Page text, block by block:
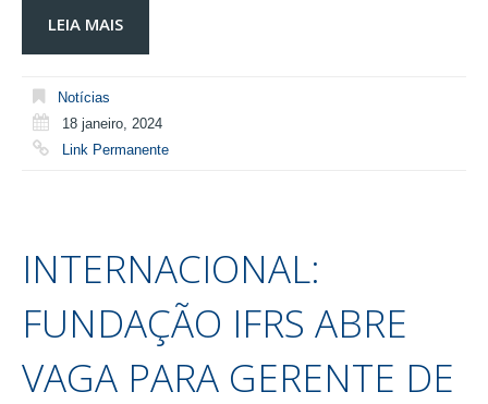
LEIA MAIS
Notícias
18 janeiro, 2024
Link Permanente
INTERNACIONAL:
FUNDAÇÃO IFRS ABRE
VAGA PARA GERENTE DE